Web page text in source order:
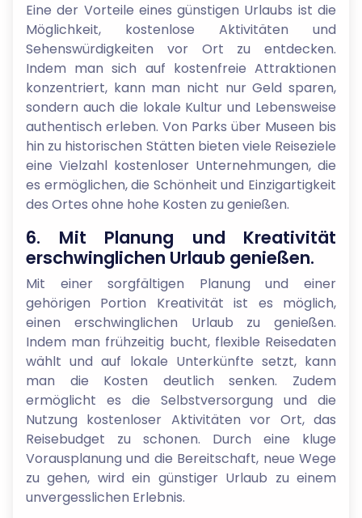
Eine der Vorteile eines günstigen Urlaubs ist die
Möglichkeit, kostenlose Aktivitäten und
Sehenswürdigkeiten vor Ort zu entdecken.
Indem man sich auf kostenfreie Attraktionen
konzentriert, kann man nicht nur Geld sparen,
sondern auch die lokale Kultur und Lebensweise
authentisch erleben. Von Parks über Museen bis
hin zu historischen Stätten bieten viele Reiseziele
eine Vielzahl kostenloser Unternehmungen, die
es ermöglichen, die Schönheit und Einzigartigkeit
des Ortes ohne hohe Kosten zu genießen.
6. Mit Planung und Kreativität
erschwinglichen Urlaub genießen.
Mit einer sorgfältigen Planung und einer
gehörigen Portion Kreativität ist es möglich,
einen erschwinglichen Urlaub zu genießen.
Indem man frühzeitig bucht, flexible Reisedaten
wählt und auf lokale Unterkünfte setzt, kann
man die Kosten deutlich senken. Zudem
ermöglicht es die Selbstversorgung und die
Nutzung kostenloser Aktivitäten vor Ort, das
Reisebudget zu schonen. Durch eine kluge
Vorausplanung und die Bereitschaft, neue Wege
zu gehen, wird ein günstiger Urlaub zu einem
unvergesslichen Erlebnis.